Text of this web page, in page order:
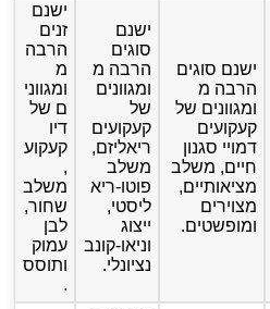
ישנם סוגים
הרבה מ
ומגוונים של
קעקועים
דמויי סגנון
חיים, משלב
מציאותיים,
מצוירים
ומופשטים.
ישנם
סוגים
הרבה מ
ומגוונים
של
קעקועים
ריאליזם,
משלב
פוטו-ריא
ליסטי,
ייצוג
וניאו-קונב
נציונלי.
ישנם
זנים
הרבה
מ
ומגווני
ם של
דיו
קעקוע
,
משלב
שחור,
לבן
עמוק
ותוסס
.